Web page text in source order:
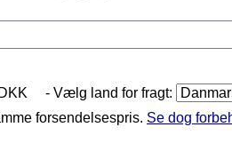
- Vælg land for fragt:
forsendelsespris. Se dog